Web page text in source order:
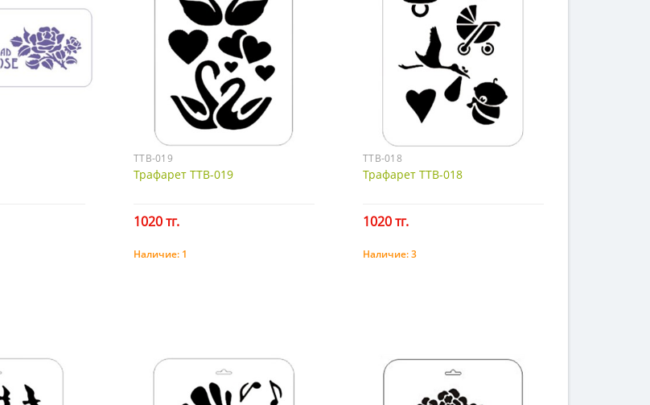
ТТВ-019
Трафарет ТТВ-019
1020 тг.
Купить
Наличие: 1
ТТВ-018
Трафарет ТТВ-018
1020 тг.
Купить
Наличие:3